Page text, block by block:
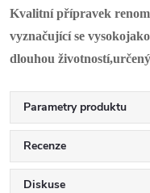
Kvalitní přípravek
vyznačující se
dlouhou
Parametry produktu
Recenze
Diskuse